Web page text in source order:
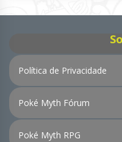
Política de Privacidade
Poké Myth Fórum
Poké Myth RPG